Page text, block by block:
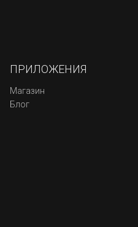
ПРИЛОЖЕНИЯ
Магазин
Блог